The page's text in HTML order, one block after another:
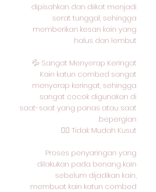
dipisahkan dan diikat menjadi
serat tunggal, sehingga
memberikan kesan kain yang
halus dan lembut.
Sangat Menyerap Keringat 💦
Kain katun combed sangat
menyerap keringat, sehingga
sangat cocok digunakan di
saat-saat yang panas atau saat
bepergian.
Tidak Mudah Kusut 🙅‍♂️
Proses penyaringan yang
dilakukan pada benang kain
sebelum dijadikan kain,
membuat kain katun combed